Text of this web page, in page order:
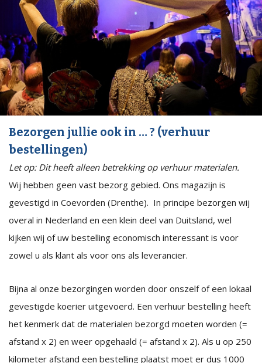
Bezorgen jullie ook in … ? (verhuur
bestellingen)
Let op: Dit heeft alleen betrekking op verhuur materialen.
Wij hebben geen vast bezorg gebied. Ons magazijn is
gevestigd in Coevorden (Drenthe). In principe bezorgen wij
overal in Nederland en een klein deel van Duitsland, wel
kijken wij of uw bestelling economisch interessant is voor
zowel u als klant als voor ons als leverancier.
Bijna al onze bezorgingen worden door onszelf of een lokaal
gevestigde koerier uitgevoerd. Een verhuur bestelling heeft
het kenmerk dat de materialen bezorgd moeten worden (=
afstand x 2) en weer opgehaald (= afstand x 2). Als u op 250
kilometer afstand een bestelling plaatst moet er dus 1000